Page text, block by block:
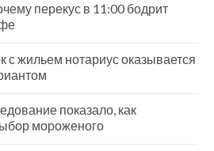
перекус в 11:00 бодрит
с жильем нотариус оказывается
показало, как
мороженого